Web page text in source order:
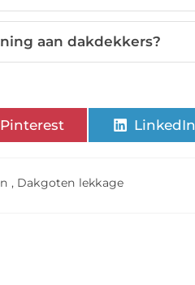
aan dakdekkers?
Pinterest LinkedIn
, Dakgoten lekkage